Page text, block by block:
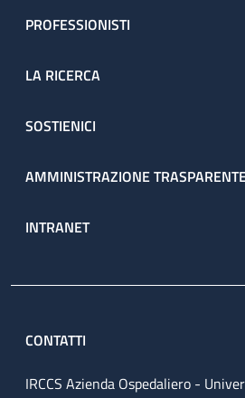
PROFESSIONISTI
LA RICERCA
SOSTIENICI
AMMINISTRAZIONE
INTRANET
CONTATTI
IRCCS Azienda Ospedaliero -